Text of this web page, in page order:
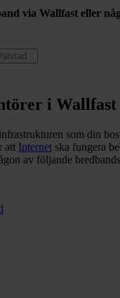
via Wallfast eller
i Wallfast
som din
att Internet ska fungera
av följande